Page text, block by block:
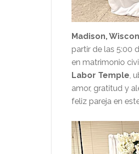
Madison,
partir de las 5:00
en matrimonio
Labor Temple ,
amor, gratitud y
feliz pareja en